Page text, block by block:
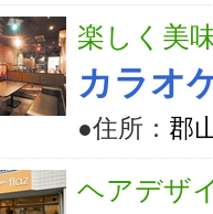
楽しく美
カラオ
●住所： 郡
ヘアデザ